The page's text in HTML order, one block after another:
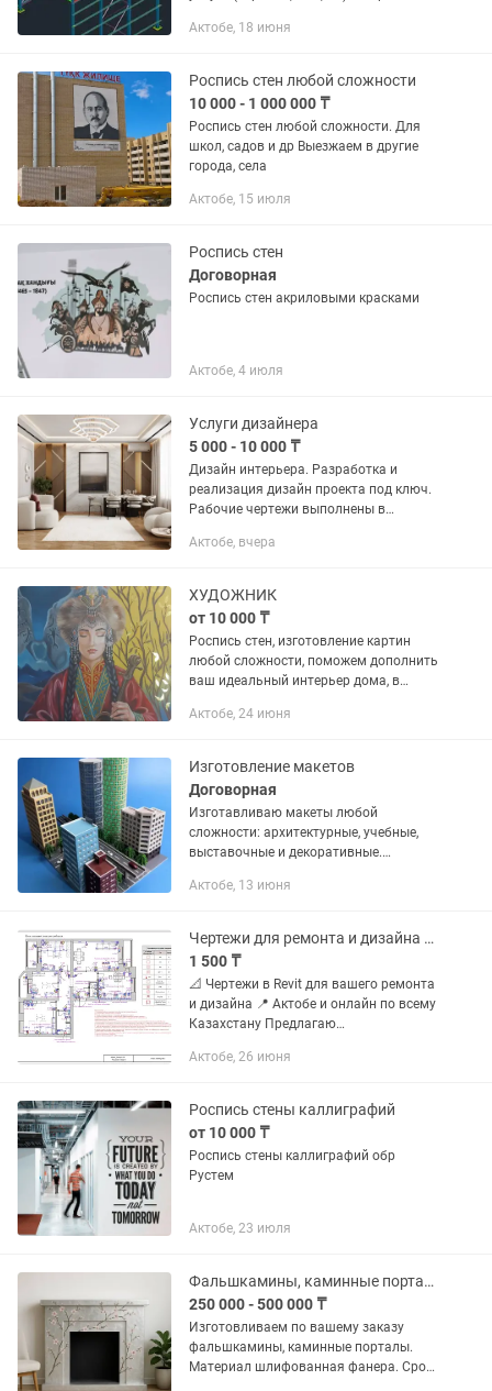
•Реверс-инжиниринг деталей и узлов
и...
Актобе, 18 июня
Роспись стен любой сложности
10 000 - 1 000 000 ₸
Роспись стен любой сложности. Для
школ, садов и др Выезжаем в другие
города, села
Актобе, 15 июля
Роспись стен
Договорная
Роспись стен акриловыми красками
Актобе, 4 июля
Услуги дизайнера
5 000 - 10 000 ₸
Дизайн интерьера. Разработка и
реализация дизайн проекта под ключ.
Рабочие чертежи выполнены в
модель и подсчет всех материалов по
Актобе, вчера
ХУДОЖНИК
от 10 000 ₸
Роспись стен, изготовление картин
любой сложности, поможем дополнить
ваш идеальный интерьер дома, в
индивидуальный подход к каждому
Актобе, 24 июня
Изготовление макетов
Договорная
Изготавливаю макеты любой
сложности: архитектурные, учебные,
выставочные и декоративные.
деревом и другими материалами.
соблюдение...
Актобе, 13 июня
Чертежи для ремонта и дизайна в Revit Актобе и онлайн
1 500 ₸
📐 Чертежи в Revit для вашего ремонта
и дизайна 📍 Актобе и онлайн по всему
Казахстану Предлагаю
чертежей в программе Revit. Подходит
Актобе, 26 июня
Роспись стены каллиграфий
от 10 000 ₸
Роспись стены каллиграфий обр
Рустем
Актобе, 23 июля
Фальшкамины, каминные порталы на заказ.Камины.
250 000 - 500 000 ₸
Изготовливаем по вашему заказу
фальшкамины, каминные порталы.
Материал шлифованная фанера. Срок